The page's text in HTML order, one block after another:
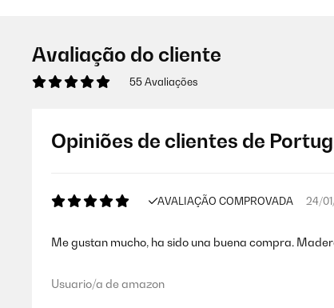
Avaliação do cliente
55 Avaliações
Opiniões de clientes de
AVALIAÇÃO COMPROVADA 24/
Me gustan mucho, ha sido una buena compra.
Usuario/a de amazon